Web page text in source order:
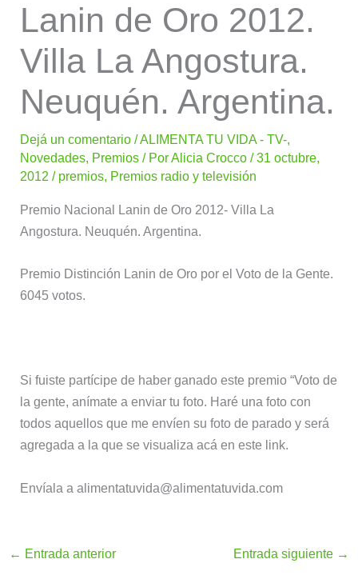
Lanin de Oro 2012.
Villa La Angostura.
Neuquén. Argentina.
Dejá un comentario /ALIMENTA TU VIDA - TV-,
Novedades, Premios / PorAlicia Crocco/31 octubre,
2012/ premios, Premios radio y televisión
Premio Nacional Lanin de Oro 2012- Villa La
Angostura. Neuquén. Argentina.
Premio Distinción Lanin de Oro por el Voto de la Gente.
6045 votos.
Si fuiste partícipe de haber ganado este premio “Voto de
la gente, anímate a enviar tu foto. Haré una foto con
todos aquellos que me envíen su foto de parado y será
agregada a la que se visualiza acá en este link.
Envíala a alimentatuvida@alimentatuvida.com
← Entrada anterior Entrada siguiente →